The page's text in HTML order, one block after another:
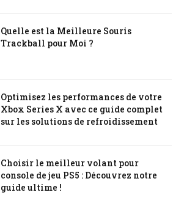
Quelle est la Meilleure Souris
Trackball pour Moi ?
Optimisez les performances de votre
Xbox Series X avec ce guide complet
sur les solutions de refroidissement
Choisir le meilleur volant pour
console de jeu PS5 : Découvrez notre
guide ultime !